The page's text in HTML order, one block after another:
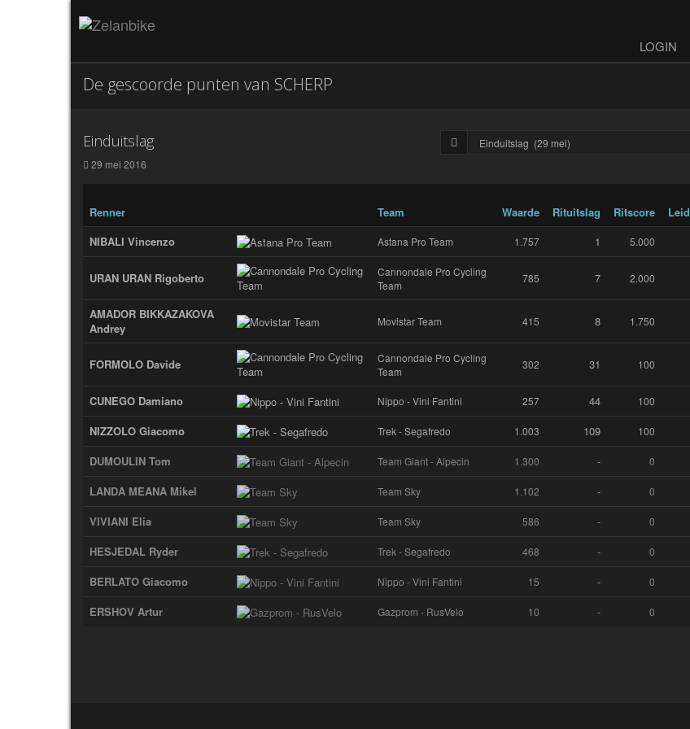
LOGIN
De gescoorde punten van SCHERP
Einduitslag
29 mei 2016
Renner Team Waarde Rituitslag Ritscore
NIBALI Vincenzo
Astana Pro Team 1.757 1 5.000
URAN URAN Rigoberto
Cannondale Pro Cycling
Team
785 7 2.000
AMADOR BIKKAZAKOVA
Andrey
Movistar Team 415 8 1.750
FORMOLO Davide
Cannondale Pro Cycling
Team
302 31 100
CUNEGO Damiano Nippo - Vini Fantini 257 44 100
NIZZOLO Giacomo
Trek - Segafredo 1.003 109 100
DUMOULIN Tom
Team Giant - Alpecin 1.300 - 0
LANDA MEANA Mikel
Team Sky 1.102 - 0
VIVIANI Elia
Team Sky 586 - 0
HESJEDAL Ryder
Trek - Segafredo 468 - 0
BERLATO Giacomo
Nippo - Vini Fantini 15 - 0
ERSHOV Artur
Gazprom - RusVelo 10 - 0